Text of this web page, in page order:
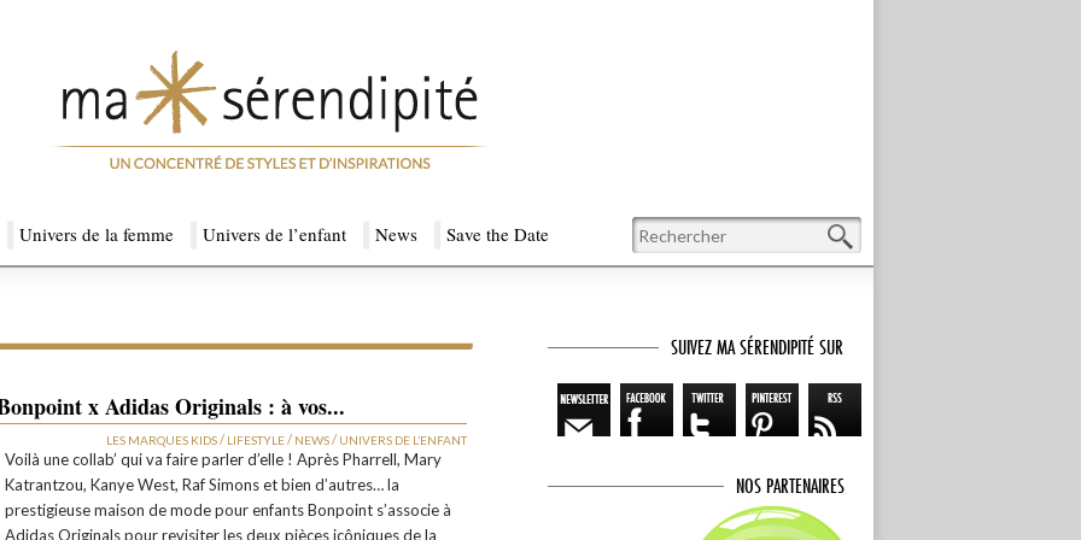
Univers de la femme Univers de l’enfant News Save the Date Recherche
x Adidas Originals : à vos...
LES MARQUES KIDS/ LIFESTYLE/ NEWS/ UNIVERS DE L’ENFANT
Voilà une collab’ qui va faire parler d’elle ! Après Pharrell, Mary
Katrantzou, Kanye West, Raf Simons et bien d’autres… la
prestigieuse maison de mode pour enfants Bonpoint s’associe à
Adidas Originals pour revisiter les deux pièces icôniques de la
SUIVEZ MA SÉRENDIPITÉ SUR
NOS PARTENAIRES